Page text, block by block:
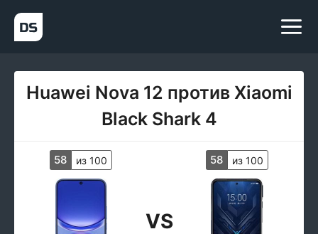
Huawei Nova 12 против Xiaomi
Black Shark 4
58 из 100
VS
58 из 100